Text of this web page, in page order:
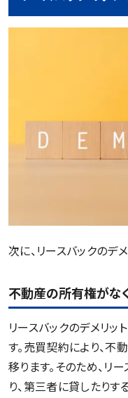
次に、リースバックのデ
不動産の所有権がな
リースバックのデメリッ
す。売買契約により、
移ります。そのため、リ
り、第三者に貸したりす